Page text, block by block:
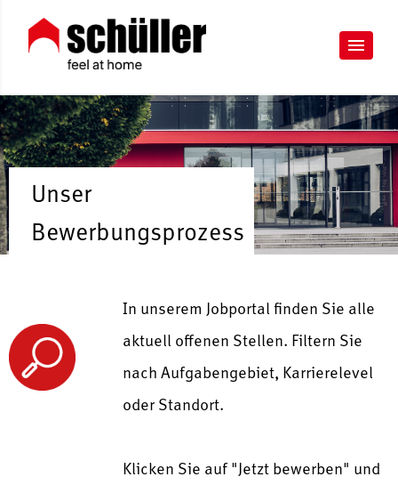
Unser
Bewerbungsprozess
In unserem Jobportal finden Sie alle
aktuell offenen Stellen. Filtern Sie
nach Aufgabengebiet, Karrierelevel
oder Standort.
Klicken Sie auf "Jetzt bewerben" und